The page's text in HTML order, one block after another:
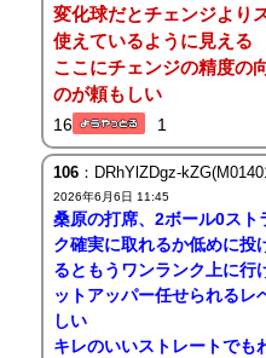
変化球だとチェンジより
使えているように見える
ここにチェンジの精度の
のが頼もしい
16 1
106：DRhYlZDgz-
2026年6月6日 11:45
桑原の打席、2ボール0スト
ク確実に取れるか低めに投
るともうワンランク上に行
ットアッパー任せられるレ
しい
キレのいいストレートでも